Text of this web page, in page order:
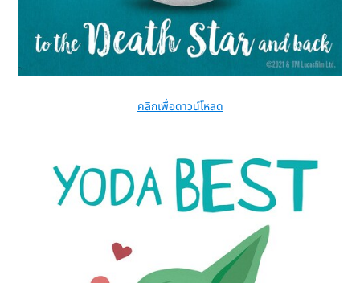
คลิกเพื่อดาวน์โหลด